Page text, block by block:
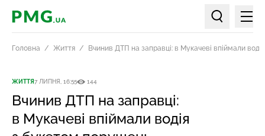
PMG.ua
Пошук по
Головна Життя Вчинив ДТП на заправці: в Мукачеві впіймали
ЖИТТЯ7 ЛИПНЯ, 16:55 144
Вчинив ДТП на заправці:
в Мукачеві впіймали водія